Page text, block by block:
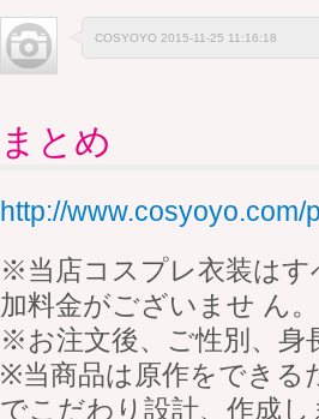
COSYOYO 2015-11-25 11:16:18
まとめ
http://www.cosyoyo.com/
※当店コスプレ衣装はす
加料金がございませ ん。
※お注文後、ご性別、身
※当商品は原作をできる
でこだわり設計、作成し